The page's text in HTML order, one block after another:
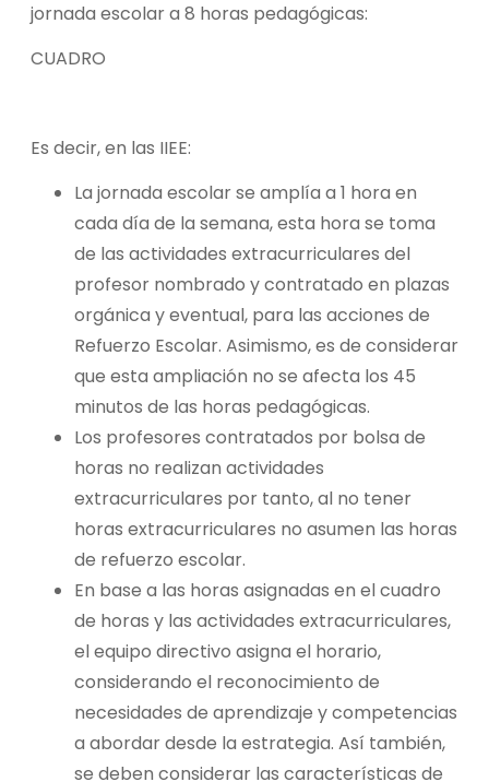
jornada escolar a 8 horas pedagógicas:
CUADRO
Es decir, en las IIEE:
La jornada escolar se amplía a 1 hora en
cada día de la semana, esta hora se toma
de las actividades extracurriculares del
profesor nombrado y contratado en plazas
orgánica y eventual, para las acciones de
Refuerzo Escolar. Asimismo, es de considerar
que esta ampliación no se afecta los 45
minutos de las horas pedagógicas.
Los profesores contratados por bolsa de
horas no realizan actividades
extracurriculares por tanto, al no tener
horas extracurriculares no asumen las horas
de refuerzo escolar.
En base a las horas asignadas en el cuadro
de horas y las actividades extracurriculares,
el equipo directivo asigna el horario,
considerando el reconocimiento de
necesidades de aprendizaje y competencias
a abordar desde la estrategia. Así también,
se deben considerar las características de